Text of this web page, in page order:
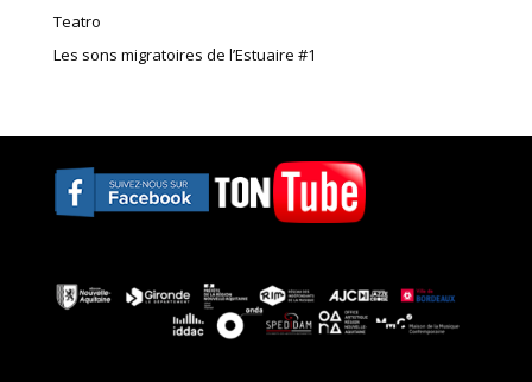
Teatro
Les sons migratoires de l’Estuaire #1